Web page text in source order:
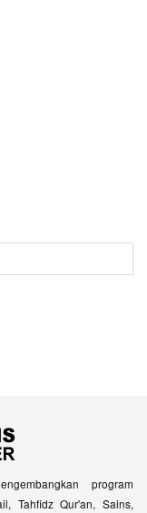
program
Tahfidz Qur'an, Sains,